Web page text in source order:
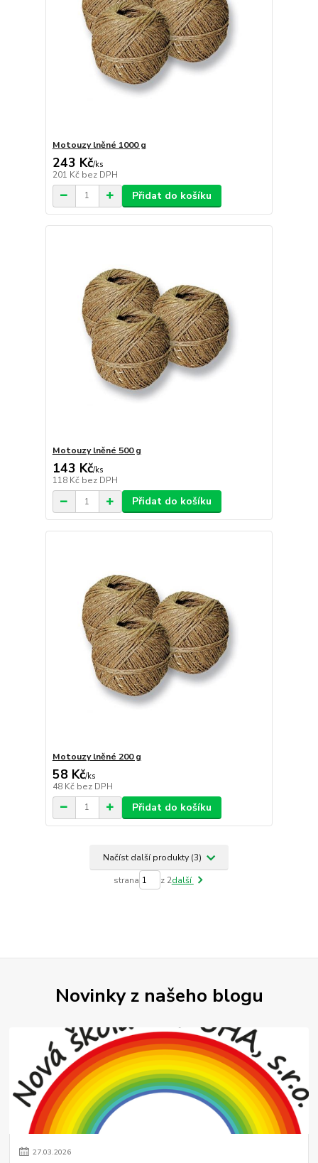
Motouzy lněné 1000 g
243 Kč/ks
201 Kč bez DPH
Přidat do košíku
Motouzy lněné 500 g
143 Kč/ks
118 Kč bez DPH
Přidat do košíku
Motouzy lněné 200 g
58 Kč/ks
48 Kč bez DPH
Přidat do košíku
Načíst další produkty (3)
strana z 2další
Novinky z našeho blogu
27.03.2026